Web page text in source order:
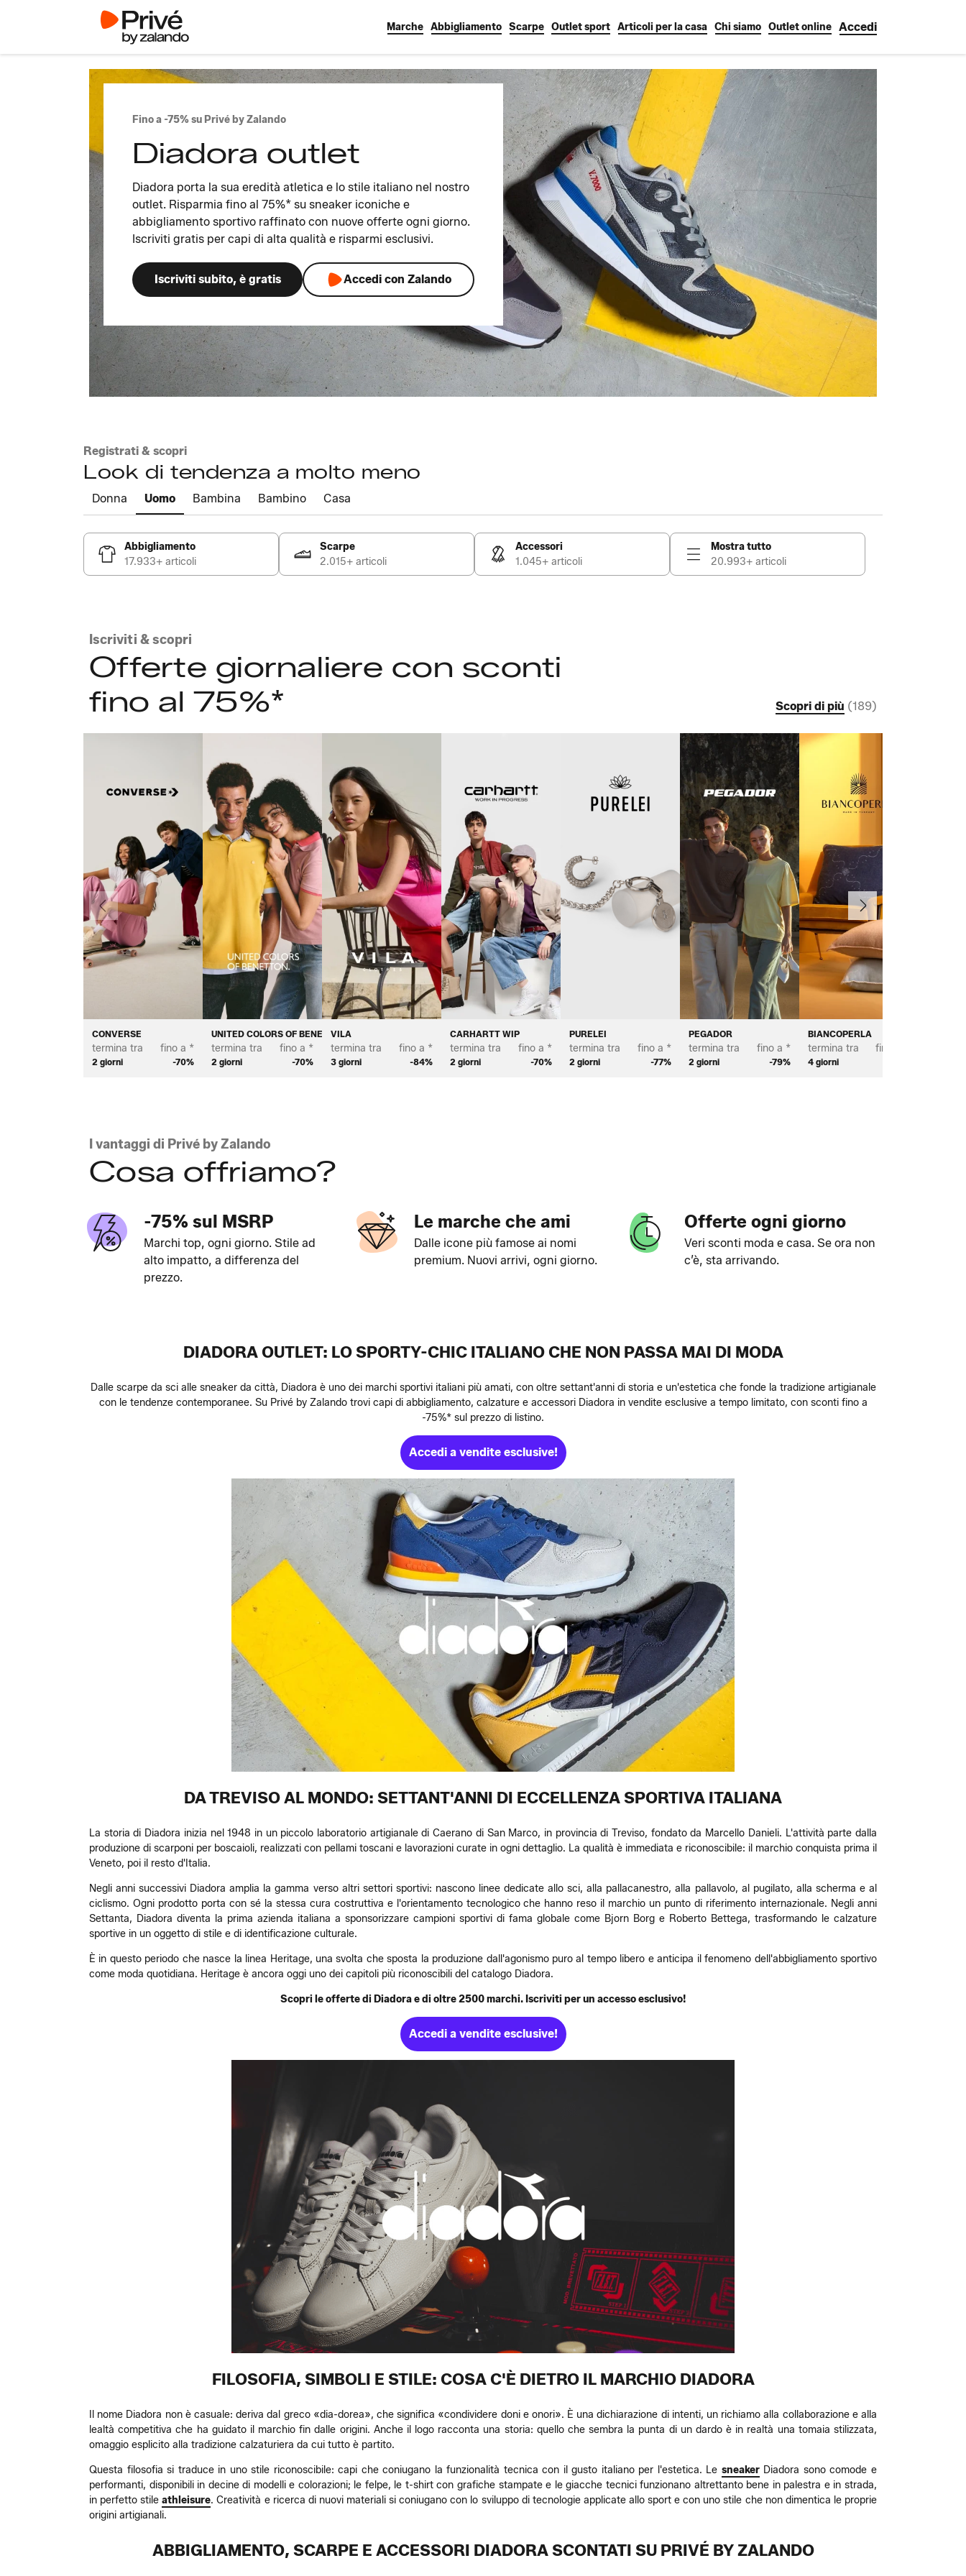
Marche Abbigliamento Scarpe Outlet sport Articoli per la casa Chi siamo Outlet online Accedi
Fino a -75% su Privé by Zalando
Diadora outlet
Diadora porta la sua eredità atletica e lo stile italiano nel nostro
outlet. Risparmia fino al 75%* su sneaker iconiche e
abbigliamento sportivo raffinato con nuove offerte ogni giorno.
Iscriviti gratis per capi di alta qualità e risparmi esclusivi.
Iscriviti subito, è gratis Accedi con Zalando
Registrati & scopri
Look di tendenza a molto meno
Donna Uomo Bambina Bambino Casa
Abbigliamento
17.933+ articoli
Scarpe
2.015+ articoli
Accessori
1.045+ articoli
Mostra tutto
20.993+ articoli
Iscriviti & scopri
Offerte giornaliere con sconti
fino al 75%*
Scopri di più (189)
CONVERSE
termina tra
2 giorni
fino a *
-70%
UNITED COLORS OF BENETTON
termina tra
2 giorni
fino a *
-70%
VILA
termina tra
3 giorni
fino a *
-84%
CARHARTT WIP
termina tra
2 giorni
fino a *
-70%
PURELEI
termina tra
2 giorni
fino a *
-77%
PEGADOR
termina tra
2 giorni
fino a *
-79%
BIANCOPERLA
termina tra
4 giorni
fino a *
Precedente Avanti
I vantaggi di Privé by Zalando
Cosa offriamo?
-75% sul MSRP
Marchi top, ogni giorno. Stile ad
alto impatto, a differenza del
prezzo.
Le marche che ami
Dalle icone più famose ai nomi
premium. Nuovi arrivi, ogni giorno.
Offerte ogni giorno
Veri sconti moda e casa. Se ora non
c’è, sta arrivando.
DIADORA OUTLET: LO SPORTY-CHIC ITALIANO CHE NON PASSA MAI DI MODA
Dalle scarpe da sci alle sneaker da città, Diadora è uno dei marchi sportivi italiani più amati, con oltre settant'anni di storia e un'estetica che fonde la tradizione artigianale
con le tendenze contemporanee. Su Privé by Zalando trovi capi di abbigliamento, calzature e accessori Diadora in vendite esclusive a tempo limitato, con sconti fino a
-75%* sul prezzo di listino.
Accedi a vendite esclusive!
DA TREVISO AL MONDO: SETTANT'ANNI DI ECCELLENZA SPORTIVA ITALIANA
La storia di Diadora inizia nel 1948 in un piccolo laboratorio artigianale di Caerano di San Marco, in provincia di Treviso, fondato da Marcello Danieli. L'attività parte dalla
produzione di scarponi per boscaioli, realizzati con pellami toscani e lavorazioni curate in ogni dettaglio. La qualità è immediata e riconoscibile: il marchio conquista prima il
Veneto, poi il resto d'Italia.
Negli anni successivi Diadora amplia la gamma verso altri settori sportivi: nascono linee dedicate allo sci, alla pallacanestro, alla pallavolo, al pugilato, alla scherma e al
ciclismo. Ogni prodotto porta con sé la stessa cura costruttiva e l'orientamento tecnologico che hanno reso il marchio un punto di riferimento internazionale. Negli anni
Settanta, Diadora diventa la prima azienda italiana a sponsorizzare campioni sportivi di fama globale come Bjorn Borg e Roberto Bettega, trasformando le calzature
sportive in un oggetto di stile e di identificazione culturale.
È in questo periodo che nasce la linea Heritage, una svolta che sposta la produzione dall'agonismo puro al tempo libero e anticipa il fenomeno dell'abbigliamento sportivo
come moda quotidiana. Heritage è ancora oggi uno dei capitoli più riconoscibili del catalogo Diadora.
Scopri le offerte di Diadora e di oltre 2500 marchi. Iscriviti per un accesso esclusivo!
Accedi a vendite esclusive!
FILOSOFIA, SIMBOLI E STILE: COSA C'È DIETRO IL MARCHIO DIADORA
Il nome Diadora non è casuale: deriva dal greco «dia-dorea», che significa «condividere doni e onori». È una dichiarazione di intenti, un richiamo alla collaborazione e alla
lealtà competitiva che ha guidato il marchio fin dalle origini. Anche il logo racconta una storia: quello che sembra la punta di un dardo è in realtà una tomaia stilizzata,
omaggio esplicito alla tradizione calzaturiera da cui tutto è partito.
Questa filosofia si traduce in uno stile riconoscibile: capi che coniugano la funzionalità tecnica con il gusto italiano per l'estetica. Le sneakerDiadora sono comode e
performanti, disponibili in decine di modelli e colorazioni; le felpe, le t-shirt con grafiche stampate e le giacche tecnici funzionano altrettanto bene in palestra e in strada,
in perfetto stileathleisure. Creatività e ricerca di nuovi materiali si coniugano con lo sviluppo di tecnologie applicate allo sport e con uno stile che non dimentica le proprie
origini artigianali.
ABBIGLIAMENTO, SCARPE E ACCESSORI DIADORA SCONTATI SU PRIVÉ BY ZALANDO